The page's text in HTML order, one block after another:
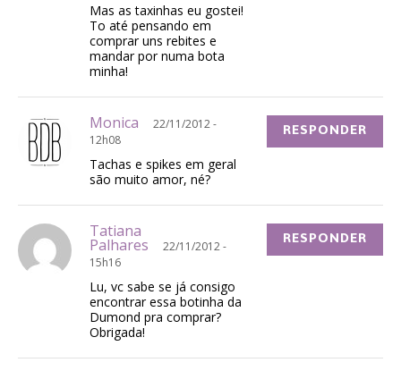
Mas as taxinhas eu gostei!
To até pensando em
comprar uns rebites e
mandar por numa bota
minha!
Monica
22/11/2012 -
12h08
Tachas e spikes em geral
são muito amor, né?
RESPONDER
Tatiana
Palhares
22/11/2012 -
15h16
Lu, vc sabe se já consigo
encontrar essa botinha da
Dumond pra comprar?
Obrigada!
RESPONDER